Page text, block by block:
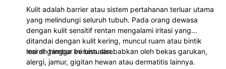
Kulit adalah barrier atau sistem pertahanan terluar utama
yang melindungi seluruh tubuh. Pada orang dewasa
dengan kulit sensitif rentan mengalami iritasi yang
ditandai dengan kulit kering, muncul ruam atau bintik
merah hingga beruntusan.
lesi di gambar ini bisa disebabkan oleh bekas garukan,
alergi, jamur, gigitan hewan atau dermatitis lainnya.